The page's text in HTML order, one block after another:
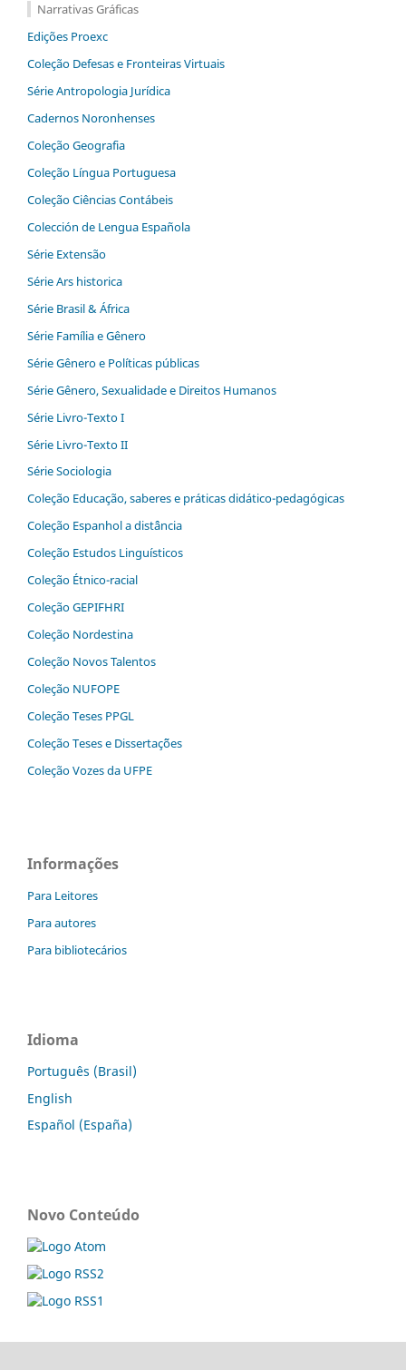
Narrativas Gráficas
Edições Proexc
Coleção Defesas e Fronteiras Virtuais
Série Antropologia Jurídica
Cadernos Noronhenses
Coleção Geografia
Coleção Língua Portuguesa
Coleção Ciências Contábeis
Colección de Lengua Española
Série Extensão
Série Ars historica
Série Brasil & África
Série Família e Gênero
Série Gênero e Políticas públicas
Série Gênero, Sexualidade e Direitos Humanos
Série Livro-Texto I
Série Livro-Texto II
Série Sociologia
Coleção Educação, saberes e práticas didático-pedagógicas
Coleção Espanhol a distˆância
Coleção Estudos Linguísticos
Coleção Étnico-racial
Coleção GEPIFHRI
Coleção Nordestina
Coleção Novos Talentos
Coleção NUFOPE
Coleção Teses PPGL
Coleção Teses e Dissertaç˜ões
Coleção Vozes da UFPE
Informações
Para Leitores
Para autores
Para bibliotecários
Idioma
Português (Brasil)
English
Español (España)
Novo Conteúdo